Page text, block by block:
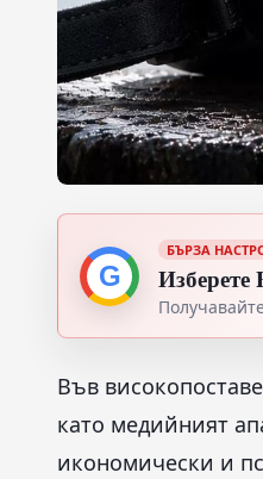
G
БЪРЗА
Изберете
Във
като медийният
икономически и